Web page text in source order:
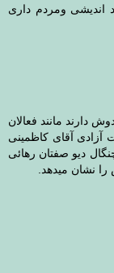
اندیشی ومردم داری
دارند مانند فعالان
آقای کاظمینی
دیو صفتان رهائی
نشان میدهد.